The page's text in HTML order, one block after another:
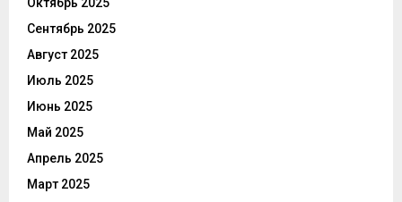
Октябрь 2025
Сентябрь 2025
Август 2025
Июль 2025
Июнь 2025
Май 2025
Апрель 2025
Март 2025